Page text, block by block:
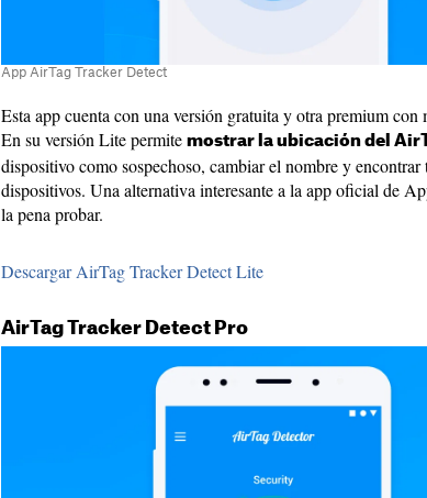
App AirTag Tracker Detect
Esta app cuenta con una versión gratuita y otra premium con
En su versión Lite permite mostrar la ubicación del
dispositivo como sospechoso, cambiar el nombre y encontrar
dispositivos. Una alternativa interesante a la app oficial de
la pena probar.
Descargar AirTag Tracker Detect Lite
AirTag Tracker Detect Pro